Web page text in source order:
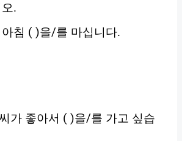
.
침 ( )을/를 마십니다.
가 좋아서 ( )을/를 가고 싶습